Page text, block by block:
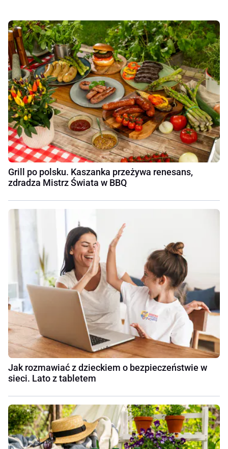
Grill po polsku. Kaszanka przeżywa renesans,
zdradza Mistrz Świata w BBQ
Jak rozmawiać z dzieckiem o bezpieczeństwie w
sieci. Lato z tabletem